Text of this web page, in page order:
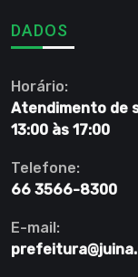
DADOS
Horário:
Atendimento de
13:00 às 17:00
Telefone:
66 3566-8300
E-mail: